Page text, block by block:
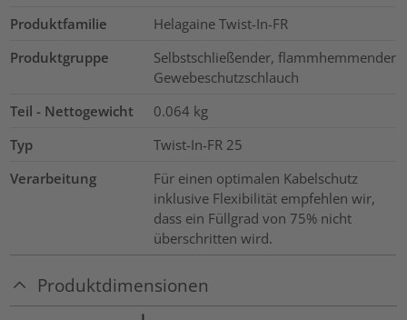
Produktfamilie
Helagaine Twist-In-FR
Produktgruppe
Selbstschließender, flammhemmender
Gewebeschutzschlauch
Teil - Nettogewicht
0.064 kg
Typ
Twist-In-FR 25
Verarbeitung
Für einen optimalen Kabelschutz
inklusive Flexibilität empfehlen wir,
dass ein Füllgrad von 75% nicht
überschritten wird.
Produktdimensionen